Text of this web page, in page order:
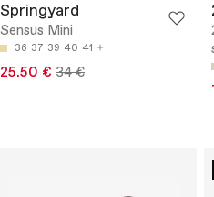
Springyard
Sensus Mini
36 37 39 40 41
25.50 € 34 €